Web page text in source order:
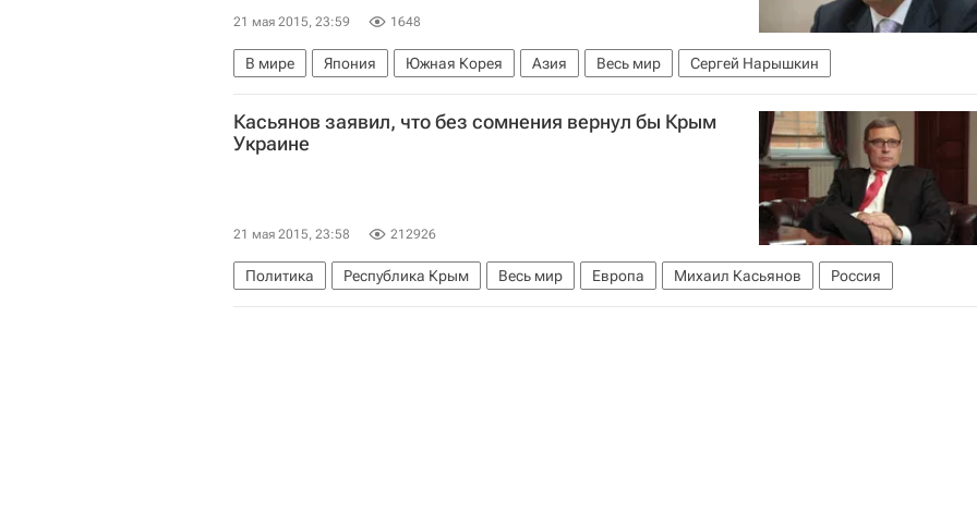
21 мая 2015, 23:59 1648
В мире Япония Южная Корея Азия Весь мир Сергей Нарышкин
Касьянов заявил, что без сомнения вернул бы Крым
Украине
21 мая 2015, 23:58 212926
Политика Республика Крым Весь мир Европа Михаил Касьянов Россия